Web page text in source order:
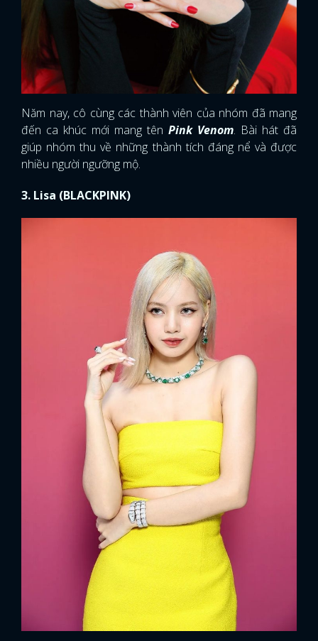
Năm nay, cô cùng các thành viên của nhóm đã mang
đến ca khúc mới mang tên Pink Venom. Bài hát đã
giúp nhóm thu về những thành tích đáng nể và được
nhiều người ngưỡng mộ.
3. Lisa (BLACKPINK)